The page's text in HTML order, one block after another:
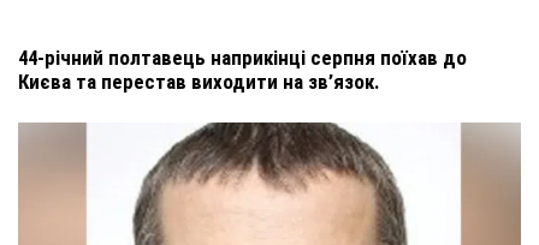
44-річний полтавець наприкінці серпня поїхав до
Києва та перестав виходити на зв’язок.